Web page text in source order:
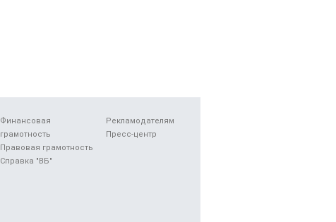
Финансовая
грамотность
Правовая грамотность
Справка "ВБ"
Рекламодателям
Пресс-центр